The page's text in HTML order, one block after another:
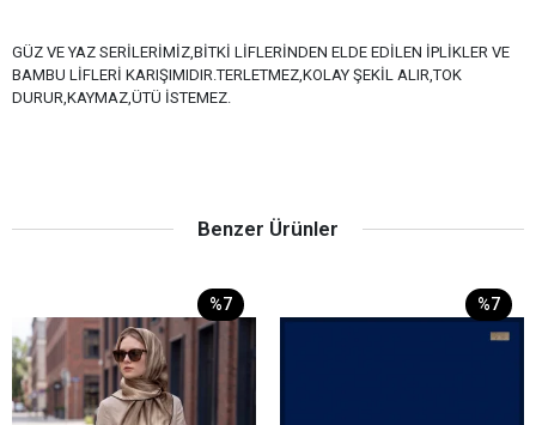
GÜZ VE YAZ SERİLERİMİZ,BİTKİ LİFLERİNDEN ELDE EDİLEN İPLİKLER VE
BAMBU LİFLERİ KARIŞIMIDIR.TERLETMEZ,KOLAY ŞEKİL ALIR,TOK
DURUR,KAYMAZ,ÜTÜ İSTEMEZ.
Benzer Ürünler
%7 %7